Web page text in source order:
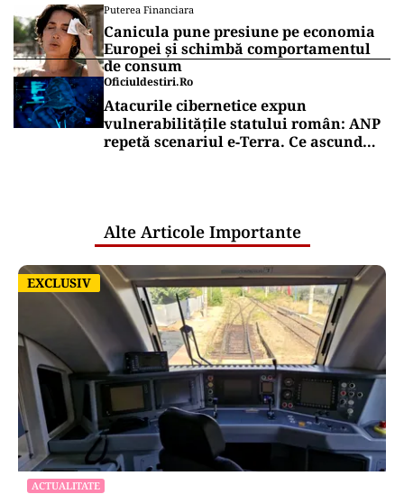
Puterea Financiara
Canicula pune presiune pe economia
Europei și schimbă comportamentul
de consum
Oficiuldestiri.ro
Atacurile cibernetice expun
vulnerabilitățile statului român: ANP
repetă scenariul e‑Terra. Ce ascund
Alte Articole Importante
EXCLUSIV
EXCLUSIV
ACTUALITATE